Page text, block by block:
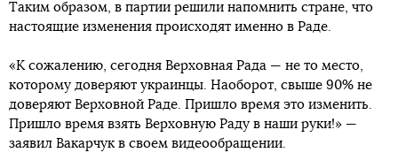
Таким образом, в партии решили напомнить стране, что
настоящие изменения происходят именно в Раде.
«К сожалению, сегодня Верховная Рада — не то место,
которому доверяют украинцы. Наоборот, свыше 90% не
доверяют Верховной Раде. Пришло время это изменить.
Пришло время взять Верховную Раду в наши руки!» —
заявил Вакарчук в своем видеообращении.